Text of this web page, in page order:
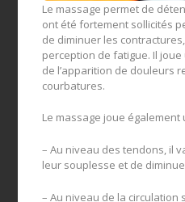
Le massage permet de
ont été fortement sollicités
de diminuer les
perception de fatigue. Il
de l’apparition de douleurs
courbatures.
Le massage joue également
– Au niveau des tendons, il
leur souplesse et de
– Au niveau de la circulation